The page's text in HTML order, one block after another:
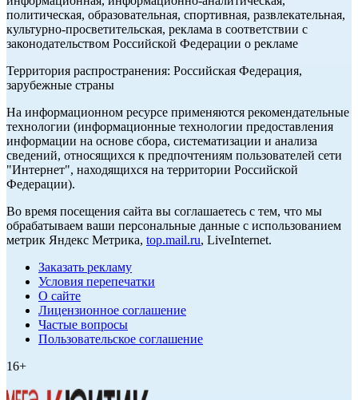
политическая, образовательная, спортивная, развлекательная,
культурно-просветительская, реклама в соответствии с
законодательством Российской Федерации о рекламе
Территория распространения: Российская Федерация,
зарубежные страны
На информационном ресурсе применяются рекомендательные
технологии (информационные технологии предоставления
информации на основе сбора, систематизации и анализа
сведений, относящихся к предпочтениям пользователей сети
"Интернет", находящихся на территории Российской
Федерации).
Во время посещения сайта вы соглашаетесь с тем, что мы
обрабатываем ваши персональные данные с использованием
метрик Яндекс Метрика, top.mail.ru, LiveInternet.
Заказать рекламу
Условия перепечатки
О сайте
Лицензионное соглашение
Частые вопросы
Пользовательское соглашение
16+